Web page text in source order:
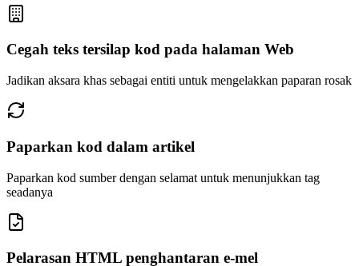
Cegah teks tersilap kod pada halaman Web
Jadikan aksara khas sebagai entiti untuk mengelakkan paparan rosak
Paparkan kod dalam artikel
Paparkan kod sumber dengan selamat untuk menunjukkan tag
seadanya
Pelarasan HTML penghantaran e-mel